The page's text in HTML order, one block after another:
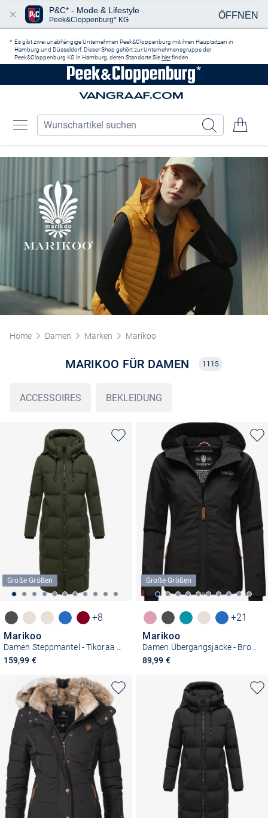
Es gibt zwei unabhängige Unternehmen Peek&Cloppenburg mit ihren Hauptsitzen in
Hamburg und Düsseldorf. Dieser Shop gehört zur Unternehmensgruppe der
Peek&Cloppenburg KG in Hamburg, deren Standorte Sie hierfinden.
Home Damen Marken Marikoo
MARIKOO FÜR DAMEN 1115
ACCESSOIRES BEKLEIDUNG
Große Größen
+8
Marikoo
159,99 €
Große Größen
+21
Marikoo
Damen Übergangsjacke - Brombeere
89,99 €
P&C* - Mode & Lifestyle
Peek&Cloppenburg* KG ÖFFNEN